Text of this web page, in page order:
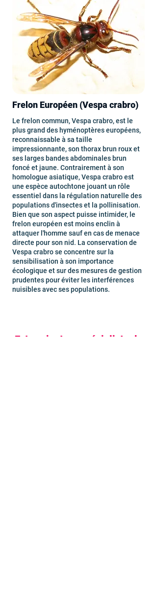
Frelon Européen (Vespa crabro)
Le frelon commun, Vespa crabro, est le
plus grand des hyménoptères européens,
reconnaissable à sa taille
impressionnante, son thorax brun roux et
ses larges bandes abdominales brun
foncé et jaune. Contrairement à son
homologue asiatique, Vespa crabro est
une espèce autochtone jouant un rôle
essentiel dans la régulation naturelle des
populations d'insectes et la pollinisation.
Bien que son aspect puisse intimider, le
frelon européen est moins enclin à
attaquer l'homme sauf en cas de menace
directe pour son nid. La conservation de
Vespa crabro se concentre sur la
sensibilisation à son importance
écologique et sur des mesures de gestion
prudentes pour éviter les interférences
nuisibles avec ses populations.
Exterminateur spécialiste du